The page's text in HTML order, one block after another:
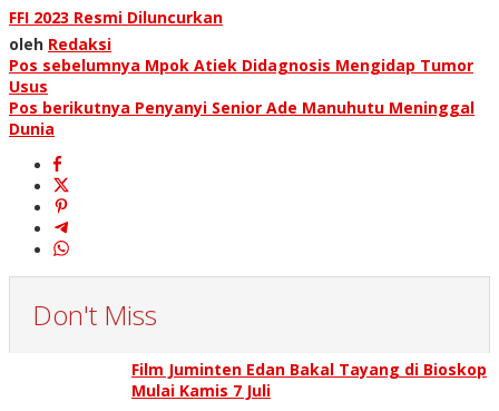
FFI 2023 Resmi Diluncurkan
oleh Redaksi
Navigasi
pos
Pos sebelumnya Mpok Atiek Didagnosis Mengidap Tumor
Usus
Pos berikutnya Penyanyi Senior Ade Manuhutu Meninggal
Dunia
Don't Miss
Film Juminten Edan Bakal Tayang di Bioskop
Mulai Kamis 7 Juli